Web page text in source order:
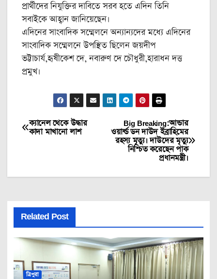
প্রার্থীদের নিযুক্তির দাবিতে সরব হতে এদিন তিনি
সবাইকে আহ্বান জানিয়েছেন।
এদিনের সাংবাদিক সম্মেলনে অন্যান্যদের মধ্যে এদিনের
সাংবাদিক সম্মেলনে উপস্থিত ছিলেন জয়দীপ
ভট্টাচার্য,হৃষীকেশ দে, নবারুণ দে চৌধুরী,হারাধন দত্ত
প্রমুখ।
Post
Big Breaking:আন্ডার
ওয়ার্ল্ড ডন দাউদ ইব্রাহিমের
রহস্য মৃত্যু। দাউদের মৃত্যু
নিশ্চিত করেছেন পাক
প্রধানমন্ত্রী।
ক্যানেল থেকে উদ্ধার
কাদা মাখানো লাশ
Related Post
ত্রিপুরা